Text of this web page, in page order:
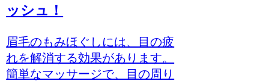
ッシュ！
眉毛のもみほぐしには、目の疲
れを解消する効果があります。
簡単なマッサージで、目の周り